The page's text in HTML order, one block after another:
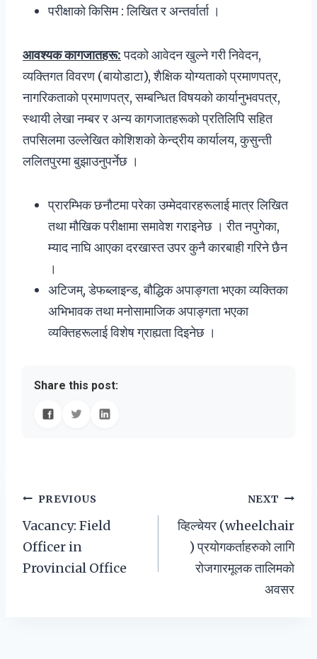
परीक्षाको किसिम : लिखित र अन्तर्वार्ता ।
आवश्यक कागजातहरू:पदको आवेदन खुल्ने गरी निवेदन,
व्यक्तिगत विवरण (बायोडाटा), शैक्षिक योग्यताको प्रमाणपत्र,
नागरिकताको प्रमाणपत्र, सम्बन्धित विषयको कार्यानुभवपत्र,
स्थायी लेखा नम्बर र अन्य कागजातहरूको प्रतिलिपि सहित
तपसिलमा उल्लेखित कोशिशको केन्द्रीय कार्यालय, कुसुन्ती
ललितपुरमा बुझाउनुपर्नेछ ।
प्रारम्भिक छनौटमा परेका उम्मेदवारहरूलाई मात्र लिखित
तथा मौखिक परीक्षामा समावेश गराइनेछ । रीत नपुगेका,
म्याद नाघि आएका दरखास्त उपर कुनै कारबाही गरिने छैन
।
अटिजम्, डेफब्लाइन्ड, बौद्धिक अपाङ्गता भएका व्यक्तिका
अभिभावक तथा मनोसामाजिक अपाङ्गता भएका
व्यक्तिहरूलाई विशेष ग्राह्यता दिइनेछ ।
Share this post:
Post
navigation
PREVIOUS
Vacancy: Field
Officer in
Provincial Office
NEXT
व्हिल्चेयर (wheelchair
) प्रयोगकर्ताहरुको लागि
रोजगारमूलक तालिमको
अवसर